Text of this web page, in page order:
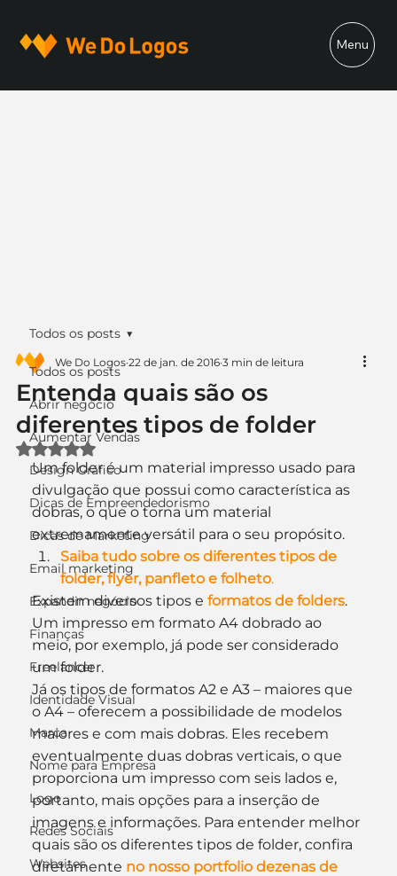
Menu
Todos os posts
Abrir negócio
Aumentar Vendas
Design Gráfico
Dicas de Empreendedorismo
Dicas de Marketing
Email marketing
Expandir negócio
Finanças
Freelancer
Identidade Visual
Marca
Nome para Empresa
Logo
Redes Sociais
Websites
Todos os posts
Entenda quais são os
diferentes tipos de folder
We Do Logos 22 de jan. de 2016 3 min de leitura
Avaliado com NaN de 5 estrelas.
Um folder é um material impresso usado para
divulgação que possui como característica as
dobras, o que o torna um material
extremamente versátil para o seu propósito.
Saiba tudo sobre os diferentes tipos de
folder, flyer, panfleto e folheto.
Existem diversos tipos e formatos de folders.
Um impresso em formato A4 dobrado ao
meio, por exemplo, já pode ser considerado
um folder.
Já os tipos de formatos A2 e A3 – maiores que
o A4 – oferecem a possibilidade de modelos
maiores e com mais dobras. Eles recebem
eventualmente duas dobras verticais, o que
proporciona um impresso com seis lados e,
portanto, mais opções para a inserção de
imagens e informações. Para entender melhor
quais são os diferentes tipos de folder, confira
diretamente no nosso portfolio dezenas de